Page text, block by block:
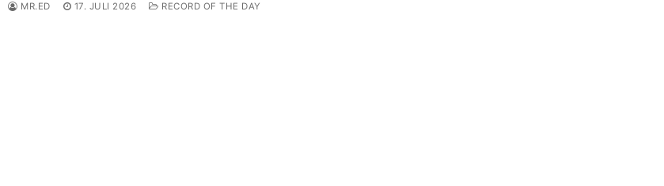
MR.ED 17. JULI 2026 RECORD OF THE DAY